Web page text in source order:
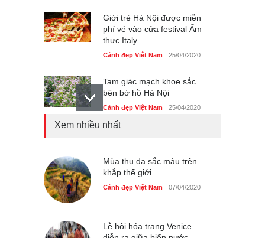
Giới trẻ Hà Nội được miễn
phí vé vào cửa festival Ẩm
thực Italy
Cảnh đẹp Việt Nam 25/04/2020
Tam giác mạch khoe sắc
bên bờ hồ Hà Nội
Cảnh đẹp Việt Nam 25/04/2020
Cảnh đẹp Việt Nam 24/04/2020
Chợ đêm Phú Quốc có nhà
Xem nhiều nhất
Mùa thu đa sắc màu trên
khắp thế giới
Cảnh đẹp Việt Nam 07/04/2020
Lễ hội hóa trang Venice